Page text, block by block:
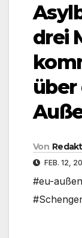
drei
über
Von
FEB. 12,
#eu-